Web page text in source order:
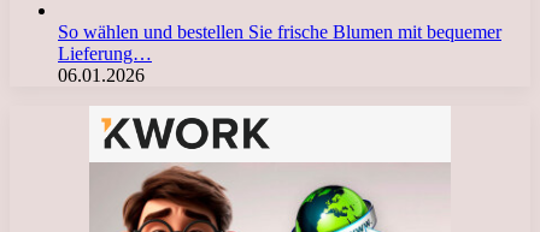
So wählen und bestellen Sie frische Blumen mit bequemer
Lieferung…
06.01.2026